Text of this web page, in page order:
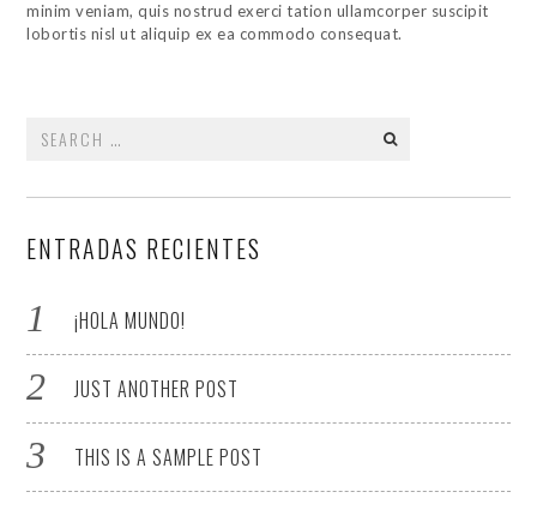
minim veniam, quis nostrud exerci tation ullamcorper suscipit
lobortis nisl ut aliquip ex ea commodo consequat.
for:
ENTRADAS RECIENTES
¡HOLA MUNDO!
JUST ANOTHER POST
THIS IS A SAMPLE POST